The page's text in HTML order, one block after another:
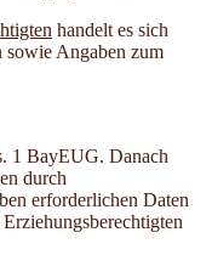
handelt es sich
sowie Angaben zum
1 BayEUG. Danach
durch
erforderlichen Daten